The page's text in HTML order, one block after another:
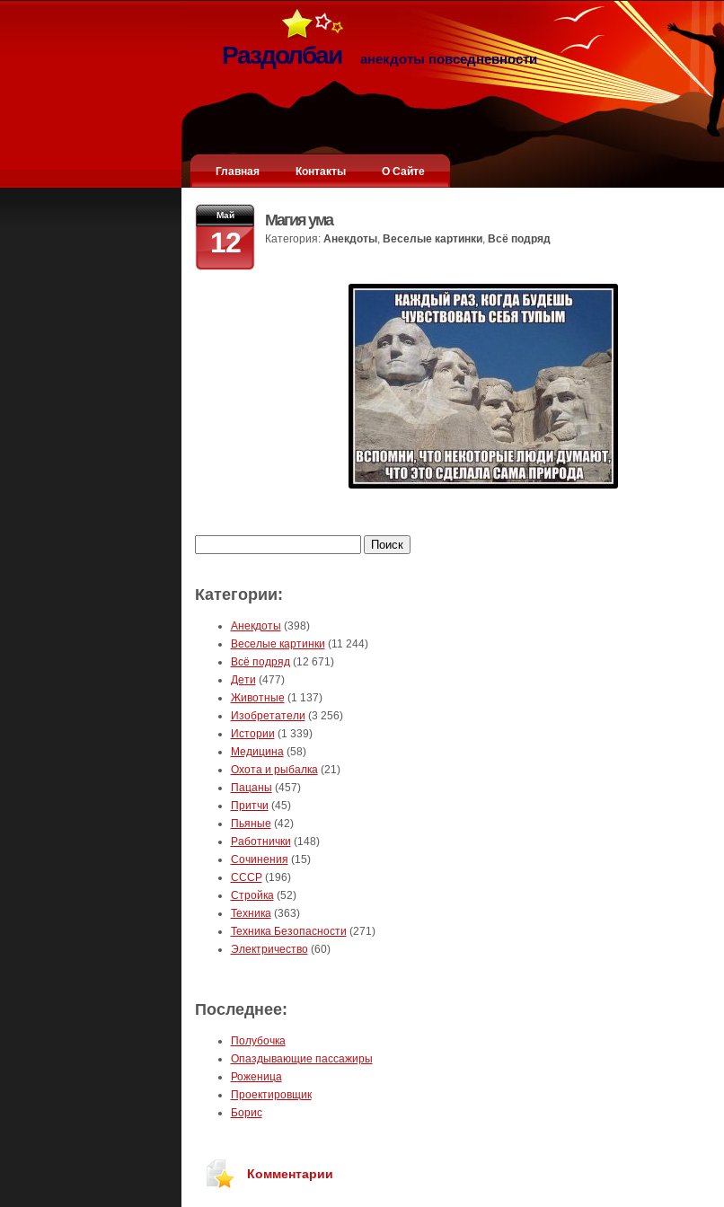
Раздолбаи анекдоты повседневности
Главная Контакты О Сайте
Май
12
Магия ума
Категория: Анекдоты, Веселые картинки, Всё подряд
Категории:
Анекдоты (398)
Веселые картинки (11 244)
Всё подряд(12 671)
Дети (477)
Животные (1 137)
Изобретатели (3 256)
Истории (1 339)
Медицина(58)
Охота и рыбалка(21)
Пацаны (457)
Притчи (45)
Пьяные (42)
Работнички (148)
Сочинения (15)
СССР(196)
Стройка(52)
Техника(363)
Техника Безопасности (271)
Электричество(60)
Последнее:
Полубочка
Опаздывающие пассажиры
Роженица
Проектировщик
Борис
Комментарии